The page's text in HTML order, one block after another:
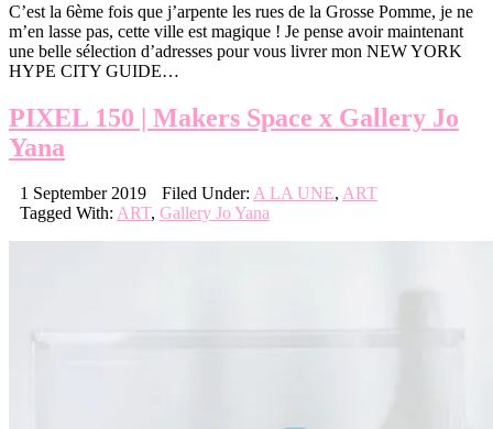
C’est la 6ème fois que j’arpente les rues de la Grosse Pomme, je ne
m’en lasse pas, cette ville est magique ! Je pense avoir maintenant
une belle sélection d’adresses pour vous livrer mon NEW YORK
HYPE CITY GUIDE…
PIXEL 150 | Makers Space x Gallery Jo
Yana
1 September 2019 Filed Under: A LA UNE, ART
Tagged With: ART, Gallery Jo Yana